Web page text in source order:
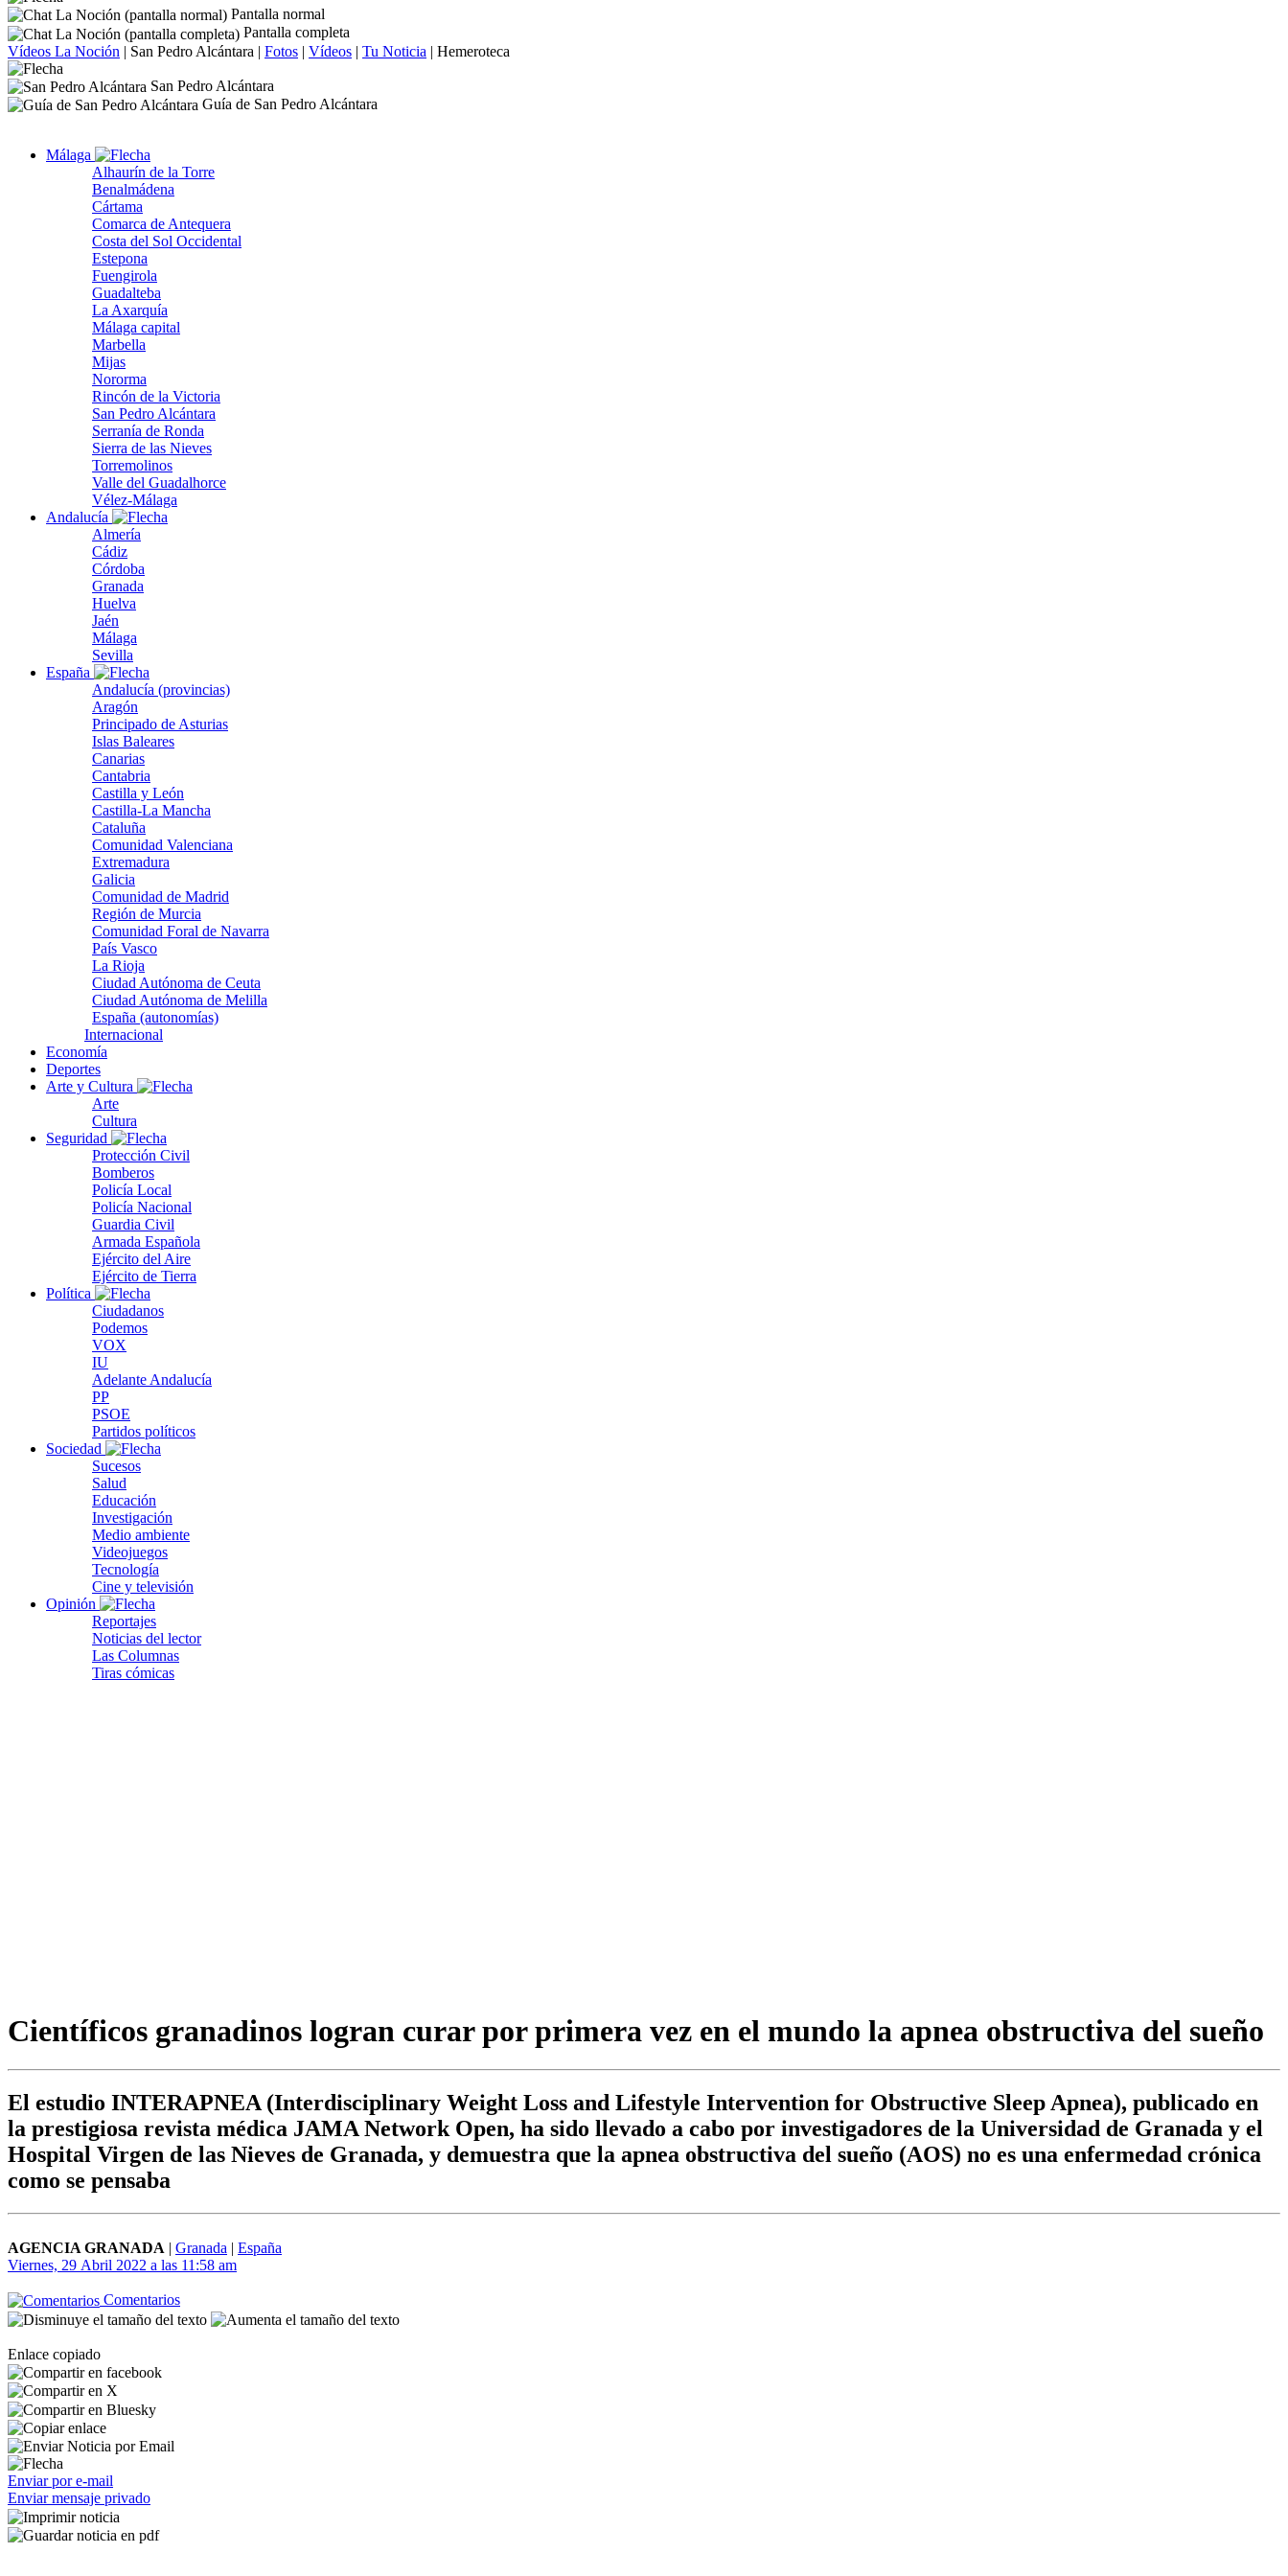
Pantalla normal
Pantalla completa
Vídeos La Noción | San Pedro Alcántara | Fotos | Vídeos | Tu Noticia | Hemeroteca
San Pedro Alcántara
Guía de San Pedro Alcántara
Málaga
Alhaurín de la Torre
Benalmádena
Cártama
Comarca de Antequera
Costa del Sol Occidental
Estepona
Fuengirola
Guadalteba
La Axarquía
Málaga capital
Marbella
Mijas
Nororma
Rincón de la Victoria
San Pedro Alcántara
Serranía de Ronda
Sierra de las Nieves
Torremolinos
Valle del Guadalhorce
Vélez-Málaga
Andalucía
Almería
Cádiz
Córdoba
Granada
Huelva
Jaén
Málaga
Sevilla
España
Andalucía (provincias)
Aragón
Principado de Asturias
Islas Baleares
Canarias
Cantabria
Castilla y León
Castilla-La Mancha
Cataluña
Comunidad Valenciana
Extremadura
Galicia
Comunidad de Madrid
Región de Murcia
Comunidad Foral de Navarra
País Vasco
La Rioja
Ciudad Autónoma de Ceuta
Ciudad Autónoma de Melilla
España (autonomías)
Internacional
Economía
Deportes
Arte y Cultura
Arte
Cultura
Seguridad
Protección Civil
Bomberos
Policía Local
Policía Nacional
Guardia Civil
Armada Española
Ejército del Aire
Ejército de Tierra
Política
Ciudadanos
Podemos
VOX
IU
Adelante Andalucía
PP
PSOE
Partidos políticos
Sociedad
Sucesos
Salud
Educación
Investigación
Medio ambiente
Videojuegos
Tecnología
Cine y televisión
Opinión
Reportajes
Noticias del lector
Las Columnas
Tiras cómicas
Científicos granadinos logran curar por primera vez en el mundo la apnea obstructiva del sueño
El estudio INTERAPNEA (Interdisciplinary Weight Loss and Lifestyle Intervention for Obstructive Sleep Apnea), publicado en
la prestigiosa revista médica JAMA Network Open, ha sido llevado a cabo por investigadores de la Universidad de Granada y el
Hospital Virgen de las Nieves de Granada, y demuestra que la apnea obstructiva del sueño (AOS) no es una enfermedad crónica
como se pensaba
AGENCIA GRANADA | Granada | España
Viernes, 29 Abril 2022 a las 11:58 am
Comentarios
Enlace copiado
Enviar por e-mail
Enviar mensaje privado